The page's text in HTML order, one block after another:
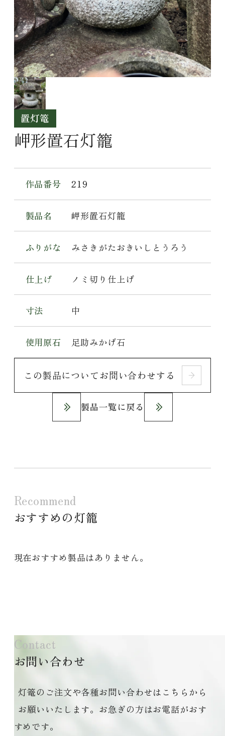
置灯篭
岬形置石灯籠
作品番号 219
製品名 岬形置石灯籠
ふりがな みさきがたおきいしとうろう
仕上げ ノミ切り仕上げ
寸法 中
使用原石 足助みかげ石
この製品についてお問い合わせする
製品一覧に戻る
Recommend
おすすめの灯籠
現在おすすめ製品はありません。
Contact
お問い合わせ
灯篭のご注文や各種お問い合わせはこちらから
お願いいたします。お急ぎの方はお電話がおす
すめです。